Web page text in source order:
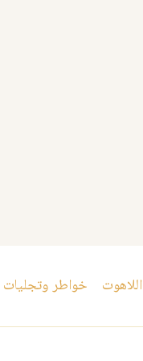
اللاهوت خواطر وتجليات